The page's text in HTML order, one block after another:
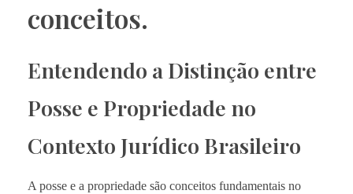
conceitos.
Entendendo a Distinção entre
Posse e Propriedade no
Contexto Jurídico Brasileiro
A posse e a propriedade são conceitos fundamentais no